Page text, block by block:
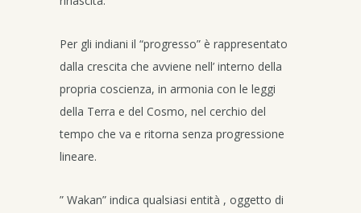
Per gli indiani il “progresso” è rappresentato
dalla crescita che avviene nell’ interno della
propria coscienza, in armonia con le leggi
della Terra e del Cosmo, nel cerchio del
tempo che va e ritorna senza progressione
lineare.
” Wakan” indica qualsiasi entità , oggetto di